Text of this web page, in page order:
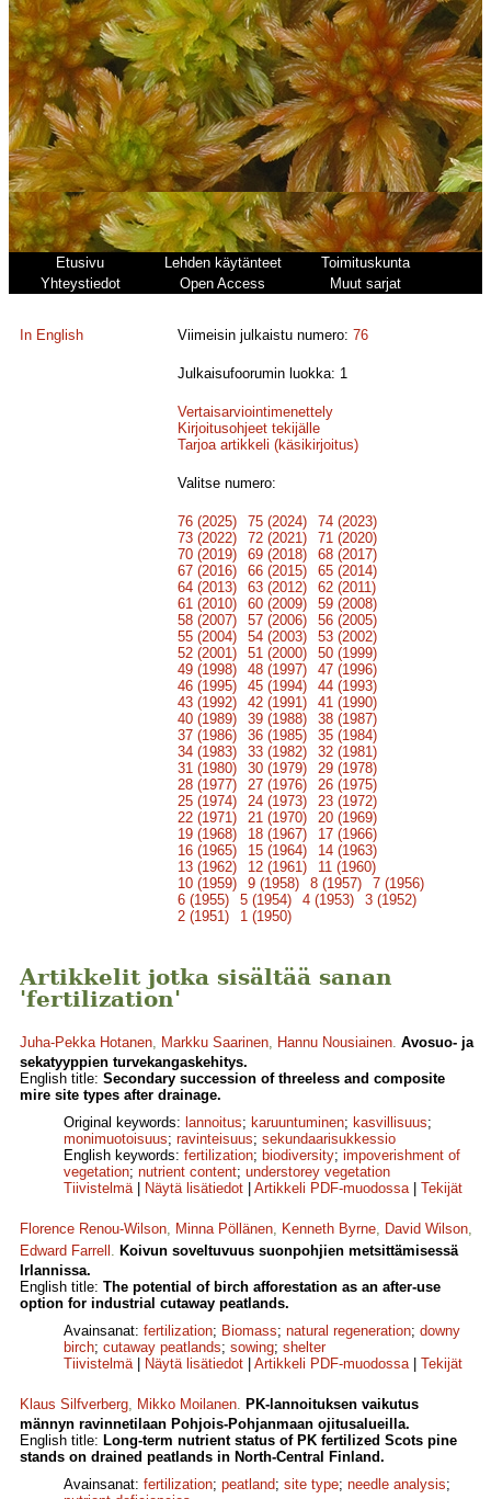
Etusivu Lehden käytänteet
Toimituskunta
Yhteystiedot
Open Access Muut sarjat
In English Viimeisin julkaistu numero:76
Julkaisufoorumin luokka: 1
Vertaisarviointimenettely
Kirjoitusohjeet tekijälle
Tarjoa artikkeli (käsikirjoitus)
Valitse numero:
76 (2025) 75 (2024)
74 (2023)
73 (2022)
72 (2021)
71 (2020)
70 (2019)
69 (2018)
68 (2017)
67 (2016)
66 (2015)
65 (2014)
64 (2013)
63 (2012)
62 (2011)
61 (2010)
60 (2009)
59 (2008)
58 (2007)
57 (2006)
56 (2005)
55 (2004)
54 (2003)
53 (2002)
52 (2001)
51 (2000)
50 (1999)
49 (1998)
48 (1997)
47 (1996)
46 (1995)
45 (1994)
44 (1993)
43 (1992)
42 (1991)
41 (1990)
40 (1989)
39 (1988)
38 (1987)
37 (1986)
36 (1985)
35 (1984)
34 (1983)
33 (1982)
32 (1981)
31 (1980)
30 (1979)
29 (1978)
28 (1977)
27 (1976)
26 (1975)
25 (1974)
24 (1973)
23 (1972)
22 (1971)
21 (1970)
20 (1969)
19 (1968)
18 (1967)
17 (1966)
16 (1965)
15 (1964)
14 (1963)
13 (1962)
12 (1961)
11 (1960)
10 (1959)
9 (1958) 8 (1957)
7 (1956)
6 (1955)
5 (1954) 4 (1953)
3 (1952)
2 (1951)
1 (1950)
Artikkelit jotka sisältää sanan
'fertilization'
Juha-Pekka Hotanen, Markku Saarinen, Hannu Nousiainen. Avosuo- ja
sekatyyppien turvekangaskehitys.
English title: Secondary succession of threeless and composite
mire site types after drainage.
Original keywords: lannoitus; karuuntuminen; kasvillisuus;
monimuotoisuus; ravinteisuus; sekundaarisukkessio
English keywords: fertilization; biodiversity; impoverishment of
vegetation; nutrient content; understorey vegetation
Tiivistelmä| Näytä lisätiedot Artikkeli PDF-muodossa| Tekijät
Florence Renou-Wilson, Minna Pöllänen, Kenneth Byrne, David Wilson,
Edward Farrell . Koivun soveltuvuus suonpohjien metsittämisessä
Irlannissa.
English title: The potential of birch afforestation as an after-use
option for industrial cutaway peatlands.
Avainsanat: fertilization; Biomass; natural regeneration; downy
birch; cutaway peatlands; sowing; shelter
Tiivistelmä| Näytä lisätiedot Artikkeli PDF-muodossa| Tekijät
Klaus Silfverberg, Mikko Moilanen. PK-lannoituksen vaikutus
männyn ravinnetilaan Pohjois-Pohjanmaan ojitusalueilla.
English title: Long-term nutrient status of PK fertilized Scots pine
stands on drained peatlands in North-Central Finland.
Avainsanat: fertilization; peatland; site type; needle analysis;